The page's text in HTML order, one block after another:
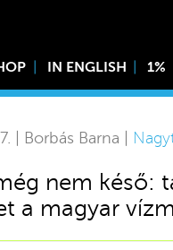
IN ENGLISH 1%
| Borbás Barna |
nem késő:
a magyar